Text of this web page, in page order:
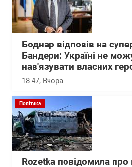
Боднар відповів на
Бандери: Україні не
нав'язувати власних
18:47, Вчора
Політика
Rozetka повідомила про